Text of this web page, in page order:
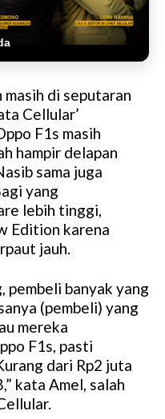
masih di seputaran
Cellular’
F1s masih
hampir delapan
sama juga
yang
lebih tinggi,
Edition karena
jauh.
pembeli banyak yang
(pembeli) yang
mereka
F1s, pasti
dari Rp2 juta
kata Amel, salah